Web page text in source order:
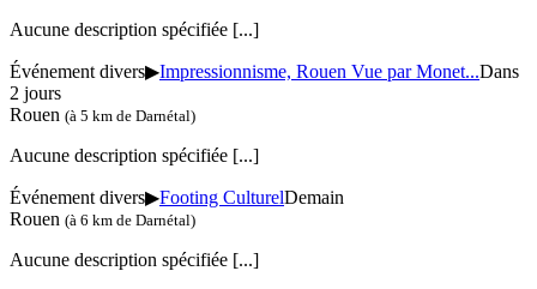
Aucune description spécifiée [...]
Événement divers▶Impressionnisme, Rouen Vue par Monet...Dans
2 jours
Rouen (à 5 km de Darnétal)
Aucune description spécifiée [...]
Événement divers▶Footing CulturelDemain
Rouen (à 6 km de Darnétal)
Aucune description spécifiée [...]